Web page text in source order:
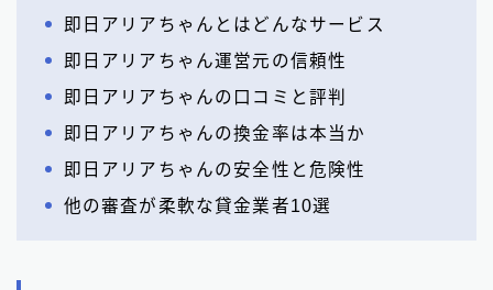
即日アリアちゃんとはどんなサービス
即日アリアちゃん運営元の信頼性
即日アリアちゃんの口コミと評判
即日アリアちゃんの換金率は本当か
即日アリアちゃんの安全性と危険性
他の審査が柔軟な貸金業者10選